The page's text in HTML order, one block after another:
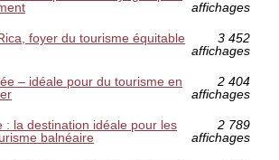
affichages
foyer du tourisme équitable
3 452
affichages
– idéale pour du tourisme en
2 404
affichages
: la destination idéale pour les
balnéaire
2 789
affichages